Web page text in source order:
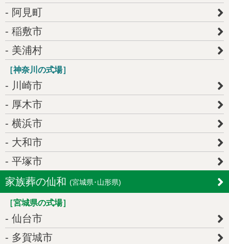
阿見町
稲敷市
美浦村
［神奈川の式場］
川崎市
厚木市
横浜市
大和市
平塚市
家族葬の仙和 (宮城県･山形県)
［宮城県の式場］
仙台市
多賀城市